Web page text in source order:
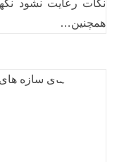
نکات رعایت نشود
همچنین…